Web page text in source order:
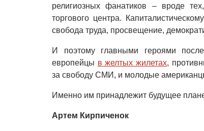
религиозных фанатиков – вроде
торгового центра.
свобода труда, просвещение,
И поэтому главными героями
европейцы в желтых жилетах,
за свободу СМИ, и молодые
Именно им принадлежит будущее
Артем Кирпиченок